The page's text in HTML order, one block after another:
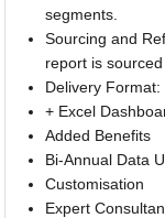
segments.
Sourcing and
report is
Delivery
+ Excel
Added Benefits
Bi-Annual Data
Customisation
Expert